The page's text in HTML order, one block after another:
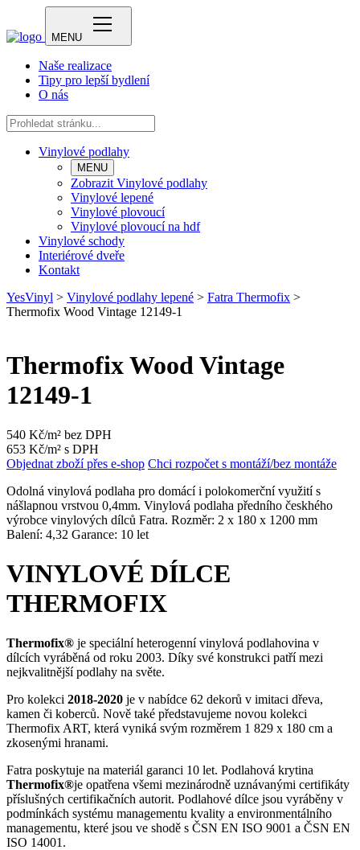
MENU
Naše realizace
Tipy pro lepší bydlení
O nás
Vinylové podlahy
MENU
Zobrazit Vinylové podlahy
Vinylové lepené
Vinylové plovoucí
Vinylové plovoucí na hdf
Vinylové schody
Interiérové dveře
Kontakt
YesVinyl > Vinylové podlahy lepené > Fatra Thermofix >
Thermofix Wood Vintage 12149-1
Thermofix Wood Vintage
12149-1
540 Kč/m² bez DPH
653 Kč/m² s DPH
Objednat zboží přes e-shop Chci rozpočet s montáží/bez montáže
Odolná vinylová podlaha pro domácí i polokomerční využití s
nášlapnou vrstvou 0,4mm. Vinylová podlaha předního českhého
výrobce vinylových dílců Fatra. Rozměr: 2 x 180 x 1200 mm
Balení: 4,32 Garance: 10 let
VINYLOVÉ DÍLCE
THERMOFIX
Thermofix® je speciální heterogenní vinylová podlahovina v
dílcích vyráběná od roku 2003. Díky své konstrukci patří mezi
nejkvalitnější podlahy na světe.
Pro kolekci 2018-2020 je v nabídce 62 dekorů v imitaci dřeva,
kamen či koberců. Nově také představujeme novou kolekci
Thermofix ART, která vyniká svým rozměrem 1 829 x 180 cm a
zkosenými hranami.
Fatra poskytuje na materiál garanci 10 let. Podlahová krytina
Thermofix®je opatřena všemi mezinárodně uznávanými certifikáty
příslušných certifikačních autorit. Podlahové dílce jsou vyráběny v
podmínkách systému managementu kvality a environmentálního
managementu, které jsou ve shodě s ČSN EN ISO 9001 a ČSN EN
ISO 14001.